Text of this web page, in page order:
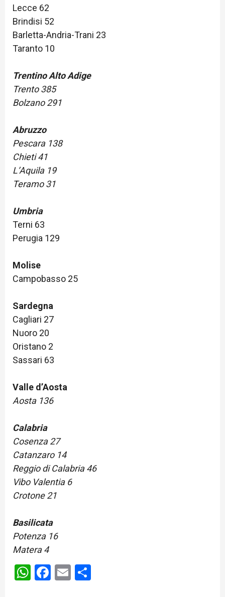
Lecce 62
Brindisi 52
Barletta-Andria-Trani 23
Taranto 10
Trentino Alto Adige
Trento 385
Bolzano 291
Abruzzo
Pescara 138
Chieti 41
L’Aquila 19
Teramo 31
Umbria
Terni 63
Perugia 129
Molise
Campobasso 25
Sardegna
Cagliari 27
Nuoro 20
Oristano 2
Sassari 63
Valle d’Aosta
Aosta 136
Calabria
Cosenza 27
Catanzaro 14
Reggio di Calabria 46
Vibo Valentia 6
Crotone 21
Basilicata
Potenza 16
Matera 4
WhatsApp
Facebook
Email